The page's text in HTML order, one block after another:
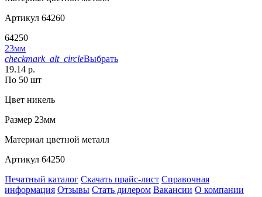
Артикул 64260
64250
23мм
checkmark_alt_circleВыбрать
19.14 р.
По 50 шт
Цвет никель
Размер 23мм
Материал цветной металл
Артикул 64250
Печатный каталог Скачать прайс-лист Справочная
информация Отзывы Стать дилером Вакансии О компании